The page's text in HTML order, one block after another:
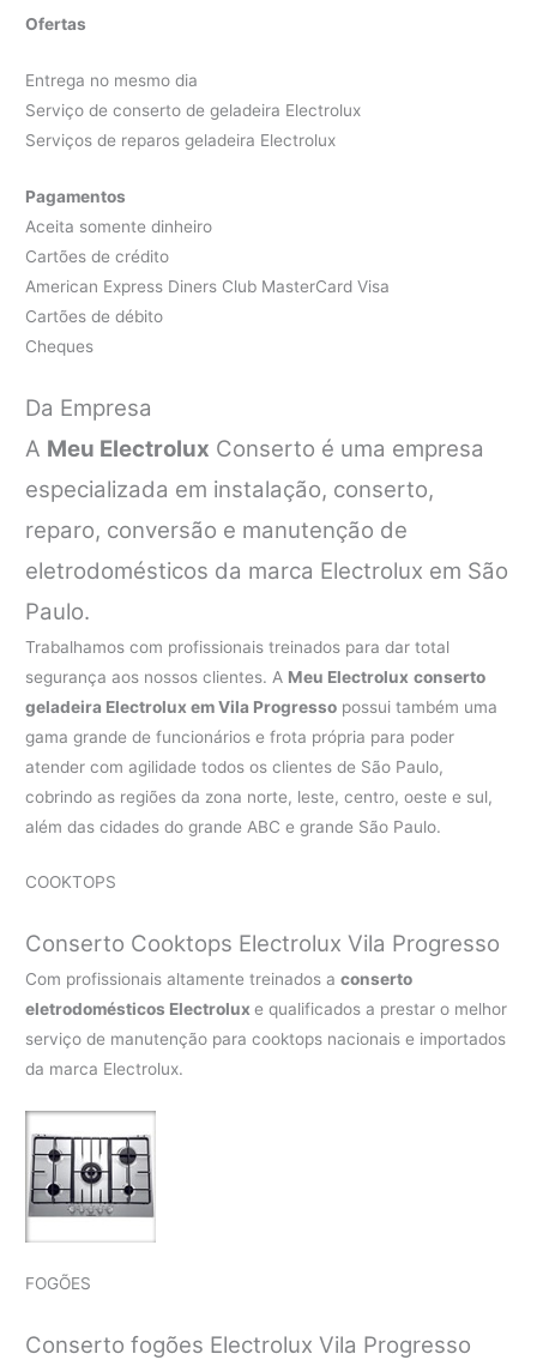
Ofertas
Entrega no mesmo dia
Serviço de conserto de geladeira Electrolux
Serviços de reparos geladeira Electrolux
Pagamentos
Aceita somente dinheiro
Cartões de crédito
American Express Diners Club MasterCard Visa
Cartões de débito
Cheques
Da Empresa
A Meu Electrolux Conserto é uma empresa
especializada em instalação, conserto,
reparo, conversão e manutenção de
eletrodomésticos da marca Electrolux em São
Paulo.
Trabalhamos com profissionais treinados para dar total
segurança aos nossos clientes. A Meu Electrolux conserto
geladeira Electrolux em Vila Progresso possui também uma
gama grande de funcionários e frota própria para poder
atender com agilidade todos os clientes de São Paulo,
cobrindo as regiões da zona norte, leste, centro, oeste e sul,
além das cidades do grande ABC e grande São Paulo.
COOKTOPS
Conserto Cooktops Electrolux Vila Progresso
Com profissionais altamente treinados aconserto
eletrodomésticos Electroluxe qualificados a prestar o melhor
serviço de manutenção para cooktops nacionais e importados
da marca Electrolux.
FOGÕES
Conserto fogões Electrolux Vila Progresso